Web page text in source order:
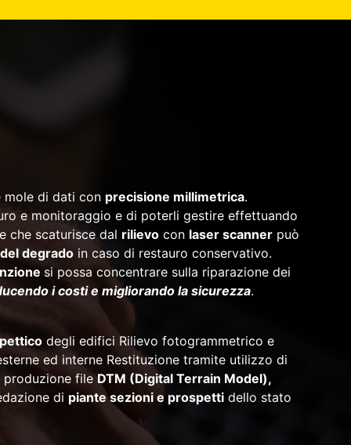
mole di dati con precisione millimetrica.
e monitoraggio e di poterli gestire effettuando
che scaturisce dal rilievo con laser scanner può
degrado in caso di restauro conservativo.
si possa concentrare sulla riparazione dei
i costi e migliorando la sicurezza.
degli edifici Rilievo fotogrammetrico e
ed interne Restituzione tramite utilizzo di
produzione fileDTM (Digital Terrain Model),
di piante sezioni e prospetti dello stato